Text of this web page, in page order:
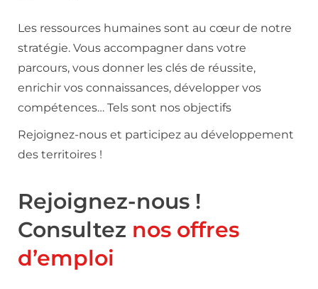
Les ressources humaines sont au cœur de notre
stratégie. Vous accompagner dans votre
parcours, vous donner les clés de réussite,
enrichir vos connaissances, développer vos
compétences… Tels sont nos objectifs
Rejoignez-nous et participez au développement
des territoires !
Rejoignez-nous !
Consultez nos offres
d’emploi